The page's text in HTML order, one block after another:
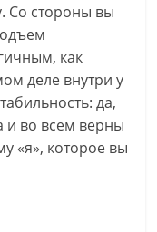
Со стороны вы
как
деле внутри у
да,
и во всем верны
«я», которое вы